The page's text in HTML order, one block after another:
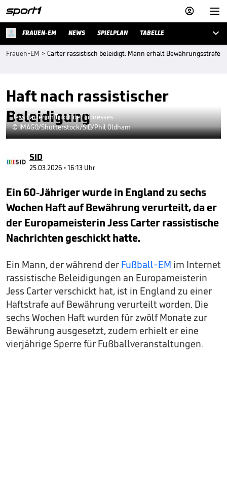


FRAUEN-EM NEWS SPIELPLAN TABELLE 
Frauen-EM > Carter rassistisch beleidigt: Mann erhält Bewährungsstrafe
Haft nach rassistischer
Beleidigung
Jess Carter im Trikot der Lionesses
© IMAGO/Shutterstock/SID/Phil Oldham
SID
25.03.2026 • 16:13 Uhr
Ein 60-Jähriger wurde in England zu sechs
Wochen Haft auf Bewährung verurteilt, da er
der Europameisterin Jess Carter rassistische
Nachrichten geschickt hatte.
Ein Mann, der während der Fußball-EM im Internet
rassistische Beleidigungen an Europameisterin
Jess Carter verschickt hat, ist in England zu einer
Haftstrafe auf Bewährung verurteilt worden. Die
sechs Wochen Haft wurden für zwölf Monate zur
Bewährung ausgesetzt, zudem erhielt er eine
vierjährige Sperre für Fußballveranstaltungen.